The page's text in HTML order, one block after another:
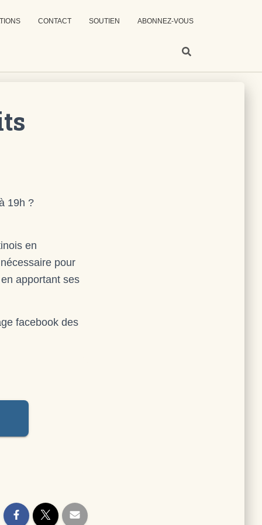
CONTACT SOUTIEN ABONNEZ-VOUS
19h ?
en
pour
apportant ses
facebook des